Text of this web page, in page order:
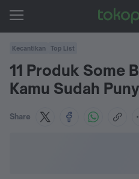
Kecantikan Top List
11 Produk Some
Kamu Sudah
Share